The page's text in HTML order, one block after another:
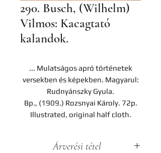
290. Busch, (Wilhelm)
Vilmos: Kacagtató
kalandok.
... Mulatságos apró történetek
versekben és képekben. Magyarul:
Rudnyánszky Gyula.
Bp., (1909.) Rozsnyai Károly. 72p.
Illustrated, original half cloth.
Árverési tétel